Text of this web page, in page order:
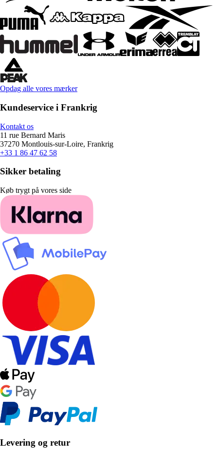
Opdag alle vores mærker
Kundeservice i Frankrig
Kontakt os
11 rue Bernard Maris
37270 Montlouis-sur-Loire, Frankrig
+33 1 86 47 62 58
Sikker betaling
Køb trygt på vores side
Levering og retur